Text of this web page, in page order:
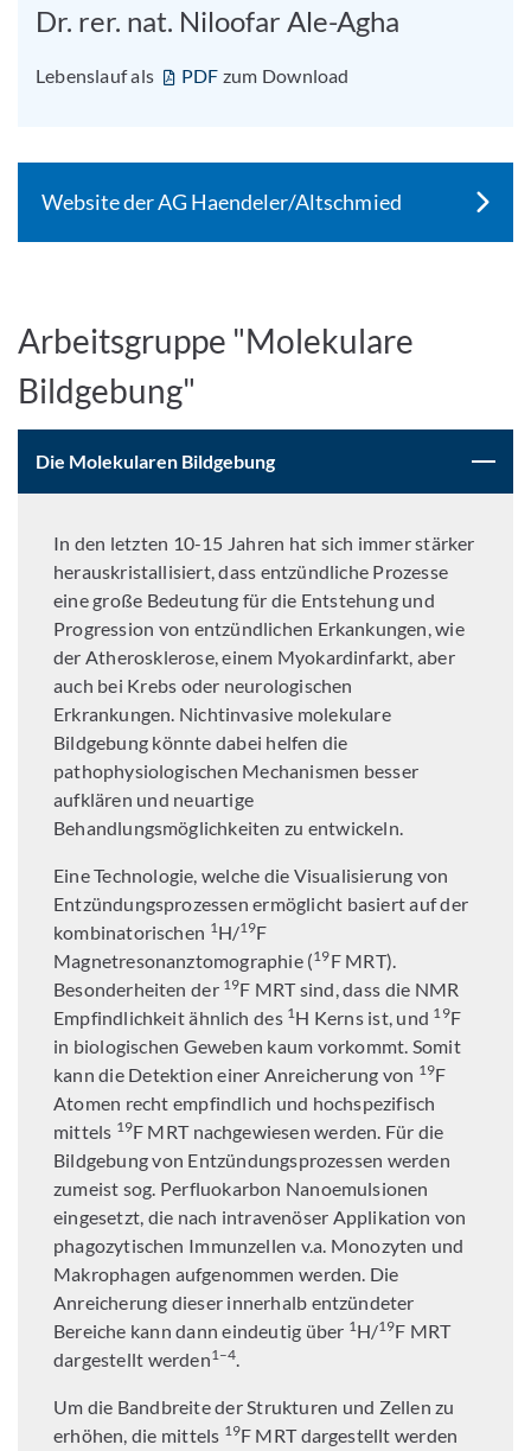
Dr. rer. nat. Niloofar Ale-Agha
Lebenslauf als PDF zum Download
Website der AG Haendeler/Altschmied
Arbeitsgruppe "Molekulare
Bildgebung"
Die Molekularen Bildgebung
In den letzten 10-15 Jahren hat sich immer stärker
herauskristallisiert, dass entzündliche Prozesse
eine große Bedeutung für die Entstehung und
Progression von entzündlichen Erkankungen, wie
der Atherosklerose, einem Myokardinfarkt, aber
auch bei Krebs oder neurologischen
Erkrankungen. Nichtinvasive molekulare
Bildgebung könnte dabei helfen die
pathophysiologischen Mechanismen besser
aufklären und neuartige
Behandlungsmöglichkeiten zu entwickeln.
Eine Technologie, welche die Visualisierung von
Entzündungsprozessen ermöglicht basiert auf der
kombinatorischen 1H/19F
Magnetresonanztomographie (19F MRT).
Besonderheiten der 19F MRT sind, dass die NMR
Empfindlichkeit ähnlich des 1H Kerns ist, und 19F
in biologischen Geweben kaum vorkommt. Somit
kann die Detektion einer Anreicherung von 19F
Atomen recht empfindlich und hochspezifisch
mittels 19F MRT nachgewiesen werden. Für die
Bildgebung von Entzündungsprozessen werden
zumeist sog. Perfluokarbon Nanoemulsionen
eingesetzt, die nach intravenöser Applikation von
phagozytischen Immunzellen v.a. Monozyten und
Makrophagen aufgenommen werden. Die
Anreicherung dieser innerhalb entzündeter
Bereiche kann dann eindeutig über 1H/19F MRT
dargestellt werden1–4.
Um die Bandbreite der Strukturen und Zellen zu
erhöhen, die mittels 19F MRT dargestellt werden